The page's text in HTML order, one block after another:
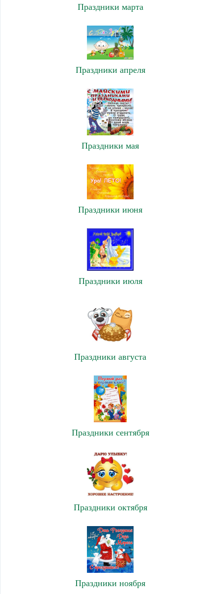
Праздники марта
Праздники апреля
Праздники мая
Праздники июня
Праздники июля
Праздники августа
Праздники сентября
Праздники октября
Праздники ноября